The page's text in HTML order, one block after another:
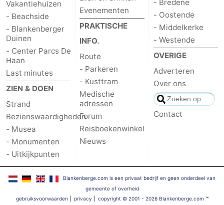
Vakantiehuizen
- Beachside
- Blankenberger
Duinen
- Center Parcs De
Haan
Last minutes
ZIEN & DOEN
Strand
Bezienswaardigheden
- Musea
- Monumenten
- Uitkijkpunten
Evenementen
PRAKTISCHE
INFO.
Route
- Parkeren
- Kusttram
Medische
adressen
Forum
Reisboekenwinkel
Nieuws
- Bredene
- Oostende
- Middelkerke
- Westende
OVERIGE
Adverteren
Over ons
Contact
Blankenberge.com is een privaat bedrijf en geen onderdeel van
gemeente of overheid
gebruiksvoorwaarden
privacy copyright © 2001 - 2026 Blankenberge.com ™